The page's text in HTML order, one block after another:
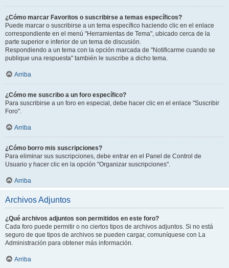
¿Cómo marcar Favoritos o suscribirse a temas específicos?
Puede marcar o suscribirse a un tema específico haciendo clic en el enlace
correspondiente en el menú "Herramientas de Tema", ubicado cerca de la
parte superior e inferior de un tema de discusión.
Respondiendo a un tema con la opción marcada de "Notificarme cuando se
publique una respuesta" también le suscribe a dicho tema.
Arriba
¿Cómo me suscribo a un foro específico?
Para suscribirse a un foro en especial, debe hacer clic en el enlace "Suscribir
Foro".
Arriba
¿Cómo borro mis suscripciones?
Para eliminar sus suscripciones, debe entrar en el Panel de Control de
Usuario y hacer clic en la opción "Organizar suscripciones".
Arriba
Archivos Adjuntos
¿Qué archivos adjuntos son permitidos en este foro?
Cada foro puede permitir o no ciertos tipos de archivos adjuntos. Si no está
seguro de que tipos de archivos se pueden cargar, comuníquese con La
Administración para obtener más información.
Arriba